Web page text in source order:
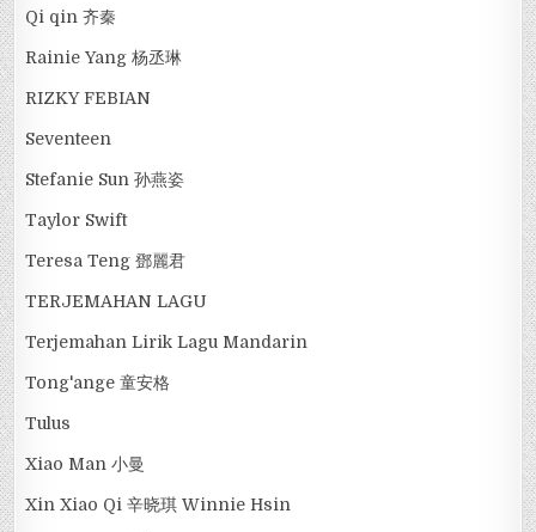
Qi qin 齐秦
Rainie Yang 杨丞琳
RIZKY FEBIAN
Seventeen
Stefanie Sun 孙燕姿
Taylor Swift
Teresa Teng 鄧麗君
TERJEMAHAN LAGU
Terjemahan Lirik Lagu Mandarin
Tong'ange 童安格
Tulus
Xiao Man 小曼
Xin Xiao Qi 辛晓琪 Winnie Hsin